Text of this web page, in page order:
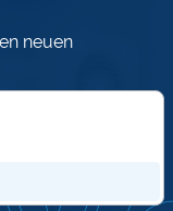
neuen